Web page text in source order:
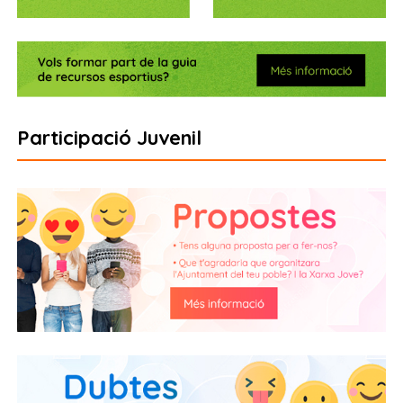
Participació Juvenil